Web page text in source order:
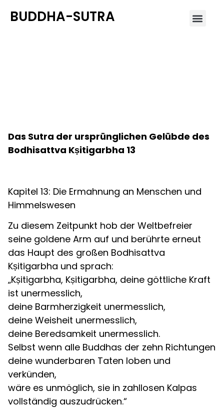
BUDDHA-SUTRA
Das Sutra der ursprünglichen Gelübde des
Bodhisattva Kṣitigarbha 13
Kapitel 13: Die Ermahnung an Menschen und
Himmelswesen
Zu diesem Zeitpunkt hob der Weltbefreier
seine goldene Arm auf und berührte erneut
das Haupt des großen Bodhisattva
Kṣitigarbha und sprach:
„Kṣitigarbha, Kṣitigarbha, deine göttliche Kraft
ist unermesslich,
deine Barmherzigkeit unermesslich,
deine Weisheit unermesslich,
deine Beredsamkeit unermesslich.
Selbst wenn alle Buddhas der zehn Richtungen
deine wunderbaren Taten loben und
verkünden,
wäre es unmöglich, sie in zahllosen Kalpas
vollständig auszudrücken.“